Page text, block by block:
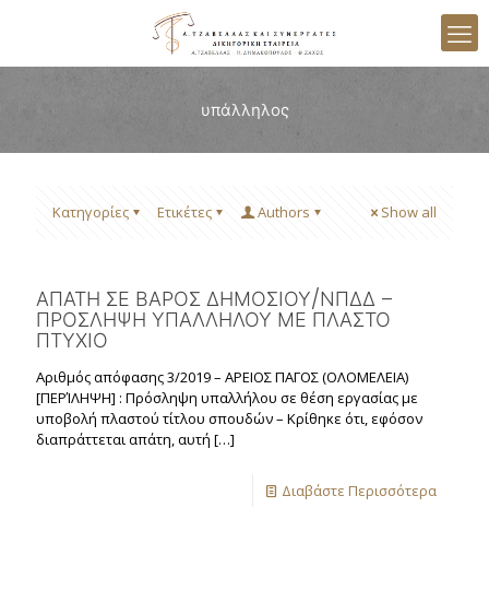
υπάλληλος
Κατηγορίες Ετικέτες Authors Show all
ΑΠΑΤΗ ΣΕ ΒΑΡΟΣ ΔΗΜΟΣΙΟΥ/ΝΠΔΔ –
ΠΡΟΣΛΗΨΗ ΥΠΑΛΛΗΛΟΥ ΜΕ ΠΛΑΣΤΟ
ΠΤΥΧΙΟ
Αριθμός απόφασης 3/2019 – ΑΡΕΙΟΣ ΠΑΓΟΣ (ΟΛΟΜΕΛΕΙΑ)
[ΠΕΡΊΛΗΨΗ] : Πρόσληψη υπαλλήλου σε θέση εργασίας με
υποβολή πλαστού τίτλου σπουδών – Κρίθηκε ότι, εφόσον
διαπράττεται απάτη, αυτή […]
Διαβάστε Περισσότερα